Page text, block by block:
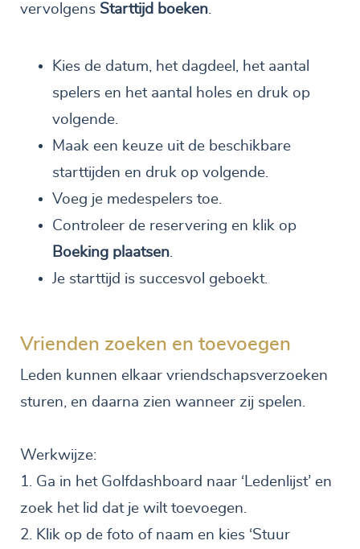
vervolgens Starttijd boeken
Kies de datum, het dagdeel, het aantal
spelers en het aantal holes en druk op
volgende.
Maak een keuze uit de beschikbare
starttijden en druk op volgende.
Voeg je medespelers toe.
Controleer de reservering en klik op
Boeking plaatsen
Je starttijd is succesvol geboekt.
Vrienden zoeken en toevoegen
Leden kunnen elkaar vriendschapsverzoeken
sturen, en daarna zien wanneer zij spelen.
Werkwijze:
1. Ga in het Golfdashboard naar ‘Ledenlijst’ en
zoek het lid dat je wilt toevoegen.
2. Klik op de foto of naam en kies ‘Stuur